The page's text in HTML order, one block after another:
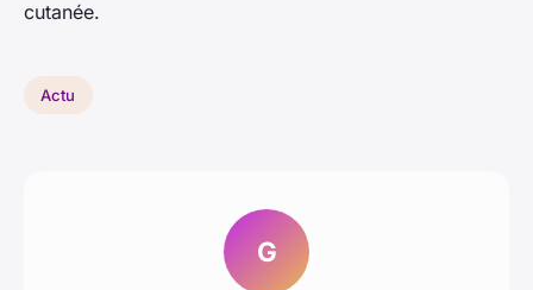
cutanée.
Actu
G